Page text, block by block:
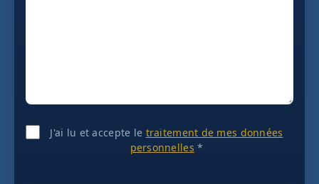
J'ai lu et accepte le traitement de mes données
personnelles *